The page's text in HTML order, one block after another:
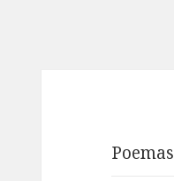
Poemas